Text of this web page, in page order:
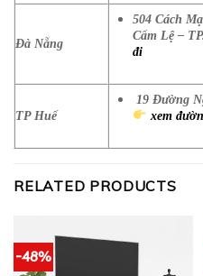
Đà Nẵng
504 Cách
Cẩm Lệ –
đi
TP Huế
19 Đường
xem
RELATED PRODUCTS
-48%